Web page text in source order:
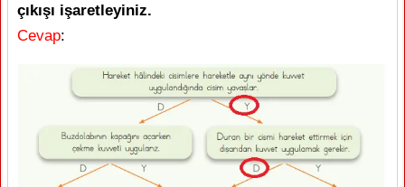
çıkışı işaretleyiniz.
Cevap: